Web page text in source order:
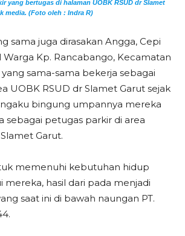
yang bertugas di halaman UOBK RSUD dr Slamet
media. (Foto oleh : Indra R)
sama juga dirasakan Angga, Cepi
Warga Kp. Rancabango, Kecamatan
sama-sama bekerja sebagai
UOBK RSUD dr Slamet Garut sejak
bingung umpannya mereka
sebagai petugas parkir di area
Garut.
memenuhi kebutuhan hidup
mereka, hasil dari pada menjadi
saat ini di bawah naungan PT.